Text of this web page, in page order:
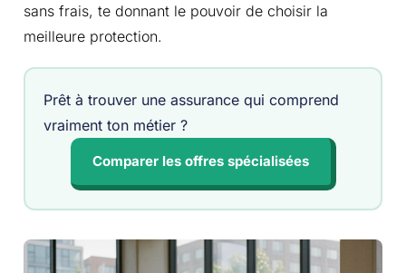
sans frais, te donnant le pouvoir de choisir la
meilleure protection.
Prêt à trouver une assurance qui comprend
vraiment ton métier ?
Comparer les offres spécialisées